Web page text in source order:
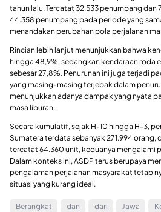
tahun lalu. Tercatat 32.533 penumpang dan
44.358 penumpang pada periode yang
menandakan perubahan pola perjalanan
Rincian lebih lanjut menunjukkan bahwa
hingga 48,9%, sedangkan kendaraan roda
sebesar 27,8%. Penurunan ini juga terjadi
yang masing-masing terjebak dalam
menunjukkan adanya dampak yang nyata
masa liburan.
Secara kumulatif, sejak H-10 hingga H-3,
Sumatera terdata sebanyak 271.994 orang,
tercatat 64.360 unit, keduanya mengalami
Dalam konteks ini, ASDP terus berupaya
pengalaman perjalanan masyarakat tetap
situasi yang kurang ideal.
Berangkat dan dari Jawa